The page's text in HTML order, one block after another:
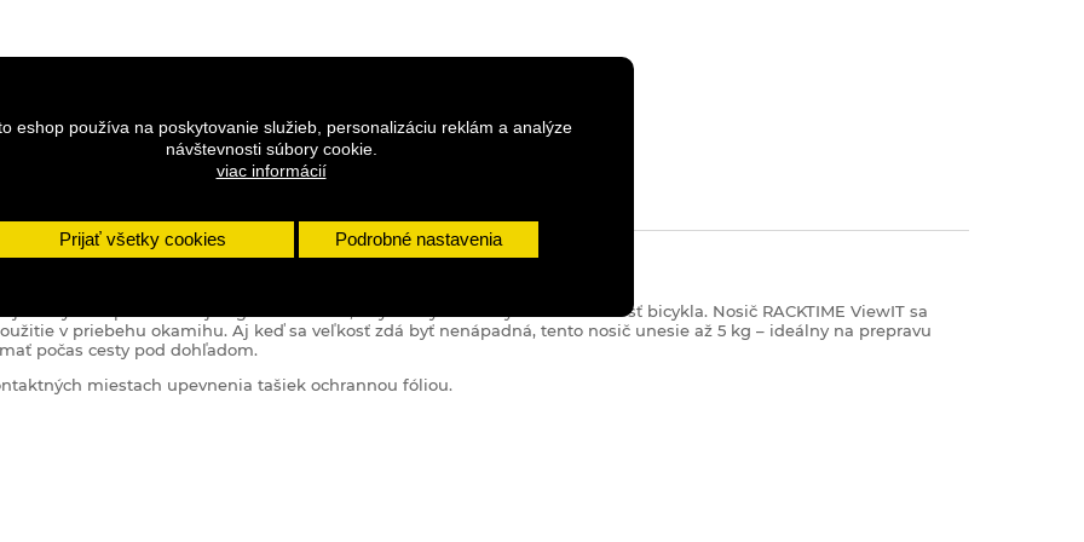
eshop používa na poskytovanie služieb, personalizáciu reklám a analýze
návštevnosti súbory cookie.
viac informácií
Prijať všetky cookies Podrobné nastavenia
DETAILY
navýšiť kapacitu vašej bagáže bez toho, aby ste výrazne zvyšovali hmotnosť bicykla. Nosič RACKTIME ViewIT sa
v priebehu okamihu. Aj keď sa veľkosť zdá byť nenápadná, tento nosič unesie až 5 kg – ideálny na prepravu
počas cesty pod dohľadom.
miestach upevnenia tašiek ochrannou fóliou.